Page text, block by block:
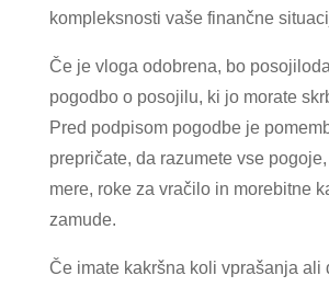
kompleksnosti vaše finančne
Če je vloga odobrena, bo
pogodbo o posojilu, ki jo morate
Pred podpisom pogodbe je
prepričate, da razumete vse
mere, roke za vračilo in morebitne
zamude.
Če imate kakršna koli vprašanja ali